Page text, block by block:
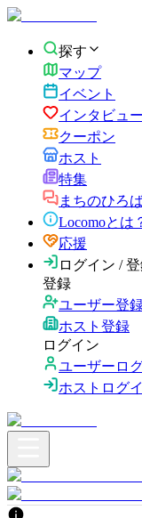
探す
マップ
イベント
インタビュー
クーポン
ホスト
特集
まちのひろ
Locomoとは
応援
ログイン /
登録
ユーザー登
ホスト登録
ログイン
ユーザーロ
ホストログ